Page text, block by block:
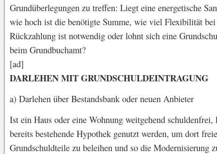
Grundüberlegungen zu treffen: Liegt eine energetische
wie hoch ist die benötigte Summe, wie viel Flexibilität
Rückzahlung ist notwendig oder lohnt sich eine
beim Grundbuchamt?
[ad]
DARLEHEN MIT GRUNDSCHULDEINTRAGUNG
a) Darlehen über Bestandsbank oder neuen Anbieter
Ist ein Haus oder eine Wohnung weitgehend schuldenfrei,
bereits bestehende Hypothek genutzt werden, um dort freie
Grundschuldteile zu beleihen und so die Modernisierung